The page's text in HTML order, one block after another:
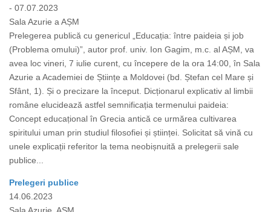
- 07.07.2023
Sala Azurie a AȘM
Prelegerea publică cu genericul „Educația: între paideia și job
(Problema omului)”, autor prof. univ. Ion Gagim, m.c. al AȘM, va
avea loc vineri, 7 iulie curent, cu începere de la ora 14:00, în Sala
Azurie a Academiei de Științe a Moldovei (bd. Ștefan cel Mare și
Sfânt, 1). Și o precizare la început. Dicționarul explicativ al limbii
române elucidează astfel semnificația termenului paideia:
Concept educațional în Grecia antică ce urmărea cultivarea
spiritului uman prin studiul filosofiei și științei. Solicitat să vină cu
unele explicații referitor la tema neobișnuită a prelegerii sale
publice...
Prelegeri publice
14.06.2023